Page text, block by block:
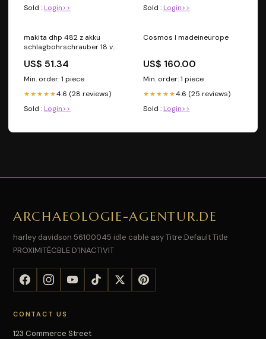
Sold : Login>>
Sold : Login>>
makita dhp 482 z akku
schlagbohrschrauber 18 v
uberholt 1 Markierung TIMM
US$ 51.34
Min. order: 1 piece
★★★★★4.6 (28 reviews)
Sold : Login>>
Cosmos I madeineurope
US$ 160.00
Min. order: 1 piece
★★★★★4.6 (25 reviews)
Sold : Login>>
ARCHAEOLOGIE-AGENTUR.DE
harley davidson 56100045 idle cable asy Titre:Default Title
PROXIMITÉCBLE D'INACTIVIT
CONTACT US
123 Commerce Street